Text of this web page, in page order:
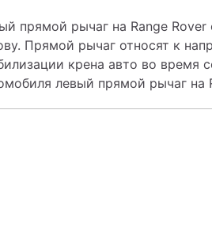
прямой рычаг на Range Rover
Прямой рычаг относят к
крена авто во время
левый прямой рычаг на